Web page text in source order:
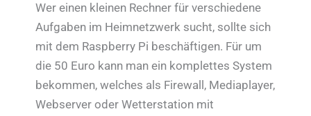
Wer einen kleinen Rechner für verschiedene
Aufgaben im Heimnetzwerk sucht, sollte sich
mit dem Raspberry Pi beschäftigen. Für um
die 50 Euro kann man ein komplettes System
bekommen, welches als Firewall, Mediaplayer,
Webserver oder Wetterstation mit